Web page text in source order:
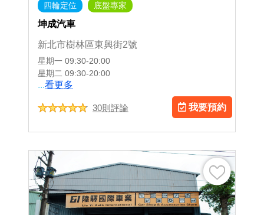
四輪定位 底盤專家
坤成汽車
新北市樹林區東興街2號
星期一 09:30-20:00
星期二 09:30-20:00
...看更多
30則評論 我要預約